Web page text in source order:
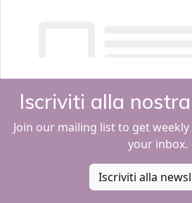
Iscriviti alla
Join our mailing list to get
your inbox.
Iscriviti alla